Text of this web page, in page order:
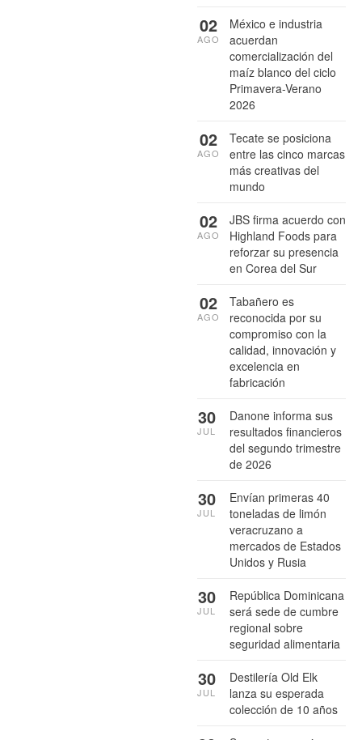
México e industria
acuerdan
comercialización del
maíz blanco del ciclo
Primavera-Verano
2026
02
AGO
Tecate se posiciona
entre las cinco marcas
más creativas del
mundo
02
AGO
JBS firma acuerdo con
Highland Foods para
reforzar su presencia
en Corea del Sur
02
AGO
Tabañero es
reconocida por su
compromiso con la
calidad, innovación y
excelencia en
fabricación
02
AGO
Danone informa sus
resultados financieros
del segundo trimestre
de 2026
30
JUL
Envían primeras 40
toneladas de limón
veracruzano a
mercados de Estados
Unidos y Rusia
30
JUL
República Dominicana
será sede de cumbre
regional sobre
seguridad alimentaria
30
JUL
Destilería Old Elk
lanza su esperada
colección de 10 años
30
JUL